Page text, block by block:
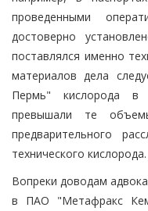
проведенными
достоверно
поставлялся именно
материалов дела
Пермь" кислорода в
превышали те
предварительного
технического кислорода.
Вопреки доводам
в ПАО "Метафракс